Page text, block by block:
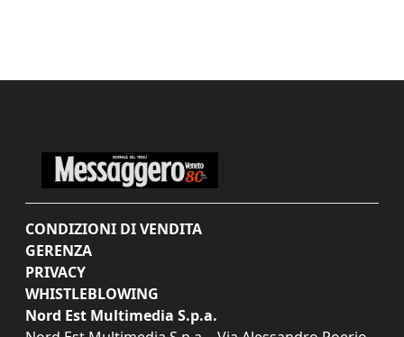
CONDIZIONI DI VENDITA
GERENZA
PRIVACY
WHISTLEBLOWING
Nord Est Multimedia S.p.a.